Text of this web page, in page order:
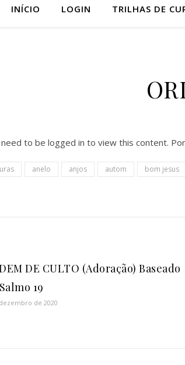
INÍCIO LOGIN TRILHAS DE
need to be logged in to view this content.
anelo anjos autom bom jesus
DE CULTO (Adoração) Baseado
19
de 2020